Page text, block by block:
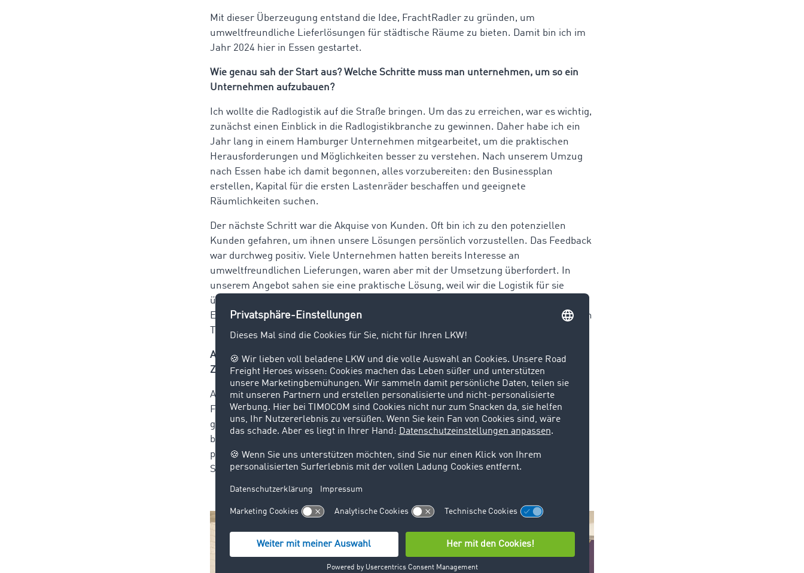
Mit dieser Überzeugung entstand die Idee, FrachtRadler zu gründen, um
umweltfreundliche Lieferlösungen für städtische Räume zu bieten. Damit bin ich im
Jahr 2024 hier in Essen gestartet.
Wie genau sah der Start aus? Welche Schritte muss man unternehmen, um so ein
Unternehmen aufzubauen?
Ich wollte die Radlogistik auf die Straße bringen. Um das zu erreichen, war es wichtig,
zunächst einen Einblick in die Radlogistikbranche zu gewinnen. Daher habe ich ein
Jahr lang in einem Hamburger Unternehmen mitgearbeitet, um die praktischen
Herausforderungen und Möglichkeiten besser zu verstehen. Nach unserem Umzug
nach Essen habe ich damit begonnen, alles vorzubereiten: den Businessplan
erstellen, Kapital für die ersten Lastenräder beschaffen und geeignete
Räumlichkeiten suchen.
Der nächste Schritt war die Akquise von Kunden. Oft bin ich zu den potenziellen
Kunden gefahren, um ihnen unsere Lösungen persönlich vorzustellen. Das Feedback
war durchweg positiv. Viele Unternehmen hatten bereits Interesse an
umweltfreundlichen Lieferungen, waren aber mit der Umsetzung überfordert. In
unserem Angebot sahen sie eine praktische Lösung, weil wir die Logistik für sie
übernehmen konnten. Heute liegt unser Fokus darauf, zuverlässig zu liefern und die
Erwartungen unserer Kunden zu erfüllen. Eine Aufgabe, die dank meines großartigen
Teams reibungslos funktioniert.
Auf der FrachtRadler-Website steht, dass Sie auch Fahrkurse anbieten. Was ist das
Ziel dieser Kurse und warum sind sie für Ihr Team wichtig?
Auch wenn kein spezieller Führerschein erforderlich ist, müssen sich viele
Fahrer:innen an das veränderte Fahrverhalten und das zusätzliche Gewicht
gewöhnen. Mir ist es wichtig, dass alle Fahrer:innen sich immer ihrer Verantwortung
bewusst sind und das Fahrzeug jederzeit sicher beherrschen. Die Kurse beinhalten
praktische Übungen wie Kurven- und Engstellentrainings, um die Sicherheit im
Straßenverkehr zu erhöhen.